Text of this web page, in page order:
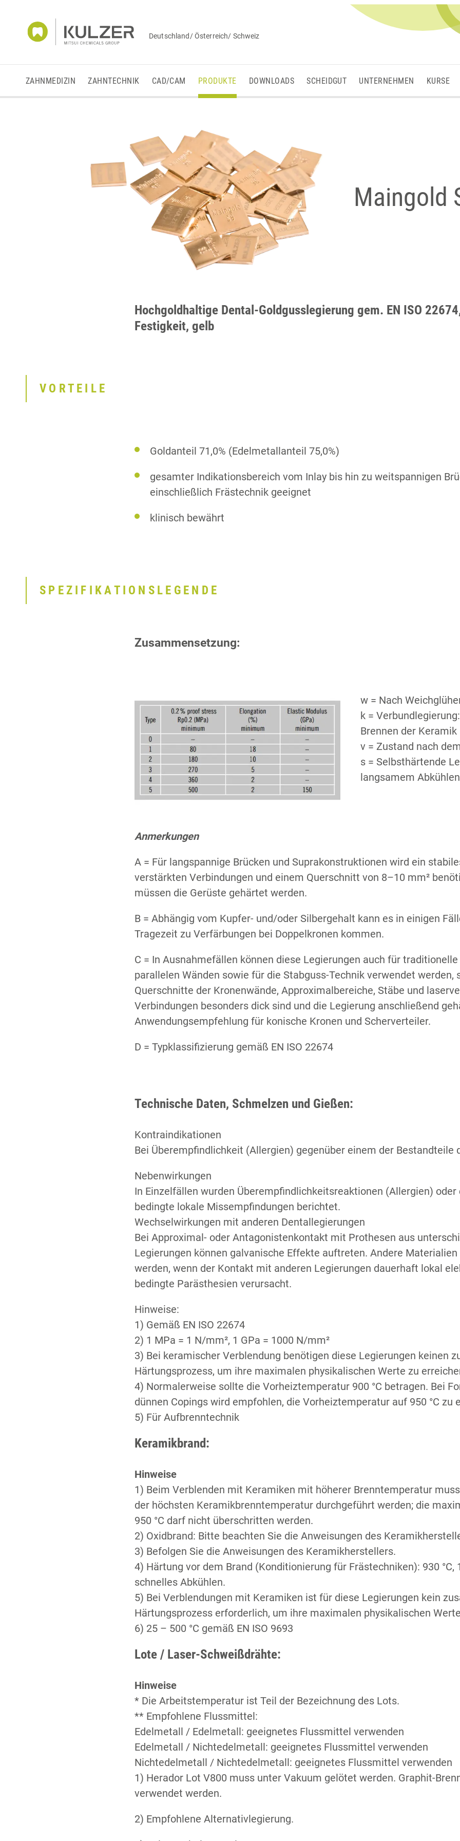
Deutschland/ Österreich/ Schweiz
ZAHNMEDIZIN ZAHNTECHNIK CAD/CAM PRODUKTE DOWNLOADS SCHEIDGUT UNTERNEHMEN KURSE
Maingold
Hochgoldhaltige Dental-Goldgusslegierung gem. EN ISO
Festigkeit, gelb
VORTEILE
Goldanteil 71,0% (Edelmetallanteil 75,0%)
gesamter Indikationsbereich vom Inlay bis hin zu weitspannigen
einschließlich Frästechnik geeignet
klinisch bewährt
SPEZIFIKATIONSLEGENDE
Zusammensetzung:
w = Nach
k =
Brennen der Keramik
v = Zustand nach
s = Selbsthärtende
langsamem
Anmerkungen
A = Für langspannige Brücken und Suprakonstruktionen wird ein
verstärkten Verbindungen und einem Querschnitt von 8–10 mm²
müssen die Gerüste gehärtet werden.
B = Abhängig vom Kupfer- und/oder Silbergehalt kann es in einigen
Tragezeit zu Verfärbungen bei Doppelkronen kommen.
C = In Ausnahmefällen können diese Legierungen auch für
parallelen Wänden sowie für die Stabguss-Technik verwendet werden,
Querschnitte der Kronenwände, Approximalbereiche, Stäbe und
Verbindungen besonders dick sind und die Legierung anschließend
Anwendungsempfehlung für konische Kronen und Scherverteiler.
D = Typklassifizierung gemäß EN ISO 22674
Technische Daten, Schmelzen und Gießen:
Kontraindikationen
Bei Überempfindlichkeit (Allergien) gegenüber einem der Bestandteile
Nebenwirkungen
In Einzelfällen wurden Überempfindlichkeitsreaktionen (Allergien)
bedingte lokale Missempfindungen berichtet.
Wechselwirkungen mit anderen Dentallegierungen
Bei Approximal- oder Antagonistenkontakt mit Prothesen aus
Legierungen können galvanische Effekte auftreten. Andere
werden, wenn der Kontakt mit anderen Legierungen dauerhaft lokal
bedingte Parästhesien verursacht.
Hinweise:
1) Gemäß EN ISO 22674
2) 1 MPa = 1 N/mm², 1 GPa = 1000 N/mm²
3) Bei keramischer Verblendung benötigen diese Legierungen keinen
Härtungsprozess, um ihre maximalen physikalischen Werte zu
4) Normalerweise sollte die Vorheiztemperatur 900 °C betragen. Bei
dünnen Copings wird empfohlen, die Vorheiztemperatur auf 950 °C zu
5) Für Aufbrenntechnik
Keramikbrand:
Hinweise
1) Beim Verblenden mit Keramiken mit höherer Brenntemperatur
der höchsten Keramikbrenntemperatur durchgeführt werden; die
950 °C darf nicht überschritten werden.
2) Oxidbrand: Bitte beachten Sie die Anweisungen des
3) Befolgen Sie die Anweisungen des Keramikherstellers.
4) Härtung vor dem Brand (Konditionierung für Frästechniken): 930 °C,
schnelles Abkühlen.
5) Bei Verblendungen mit Keramiken ist für diese Legierungen kein
Härtungsprozess erforderlich, um ihre maximalen physikalischen
6) 25 – 500 °C gemäß EN ISO 9693
Lote / Laser-Schweißdrähte:
Hinweise
* Die Arbeitstemperatur ist Teil der Bezeichnung des Lots.
** Empfohlene Flussmittel:
Edelmetall / Edelmetall: geeignetes Flussmittel verwenden
Edelmetall / Nichtedelmetall: geeignetes Flussmittel verwenden
Nichtedelmetall / Nichtedelmetall: geeignetes Flussmittel verwenden
1) Herador Lot V800 muss unter Vakuum gelötet werden. Graphit-
verwendet werden.
2) Empfohlene Alternativlegierung.